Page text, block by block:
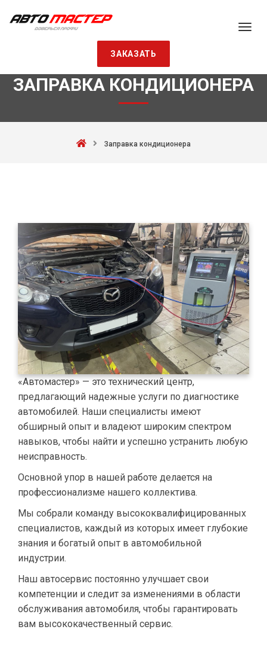
ЗАКАЗАТЬ
ЗАПРАВКА КОНДИЦИОНЕРА
Заправка кондиционера
«Автомастер» — это технический центр,
предлагающий надежные услуги по диагностике
автомобилей. Наши специалисты имеют
обширный опыт и владеют широким спектром
навыков, чтобы найти и успешно устранить любую
неисправность.
Основной упор в нашей работе делается на
профессионализме нашего коллектива.
Мы собрали команду высококвалифицированных
специалистов, каждый из которых имеет глубокие
знания и богатый опыт в автомобильной
индустрии.
Наш автосервис постоянно улучшает свои
компетенции и следит за изменениями в области
обслуживания автомобиля, чтобы гарантировать
вам высококачественный сервис.